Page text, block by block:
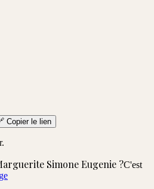
Copier le lien
Simone Eugenie ?C'est